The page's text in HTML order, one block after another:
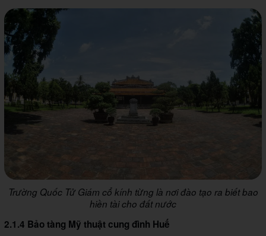
Trường Quốc Tử Giám cổ kính từng là nơi đào tạo ra biết bao
hiền tài cho đất nước
2.1.4 Bảo tàng Mỹ thuật cung đình Huế